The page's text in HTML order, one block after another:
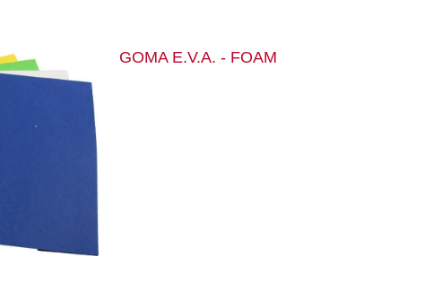
GOMA E.V.A. - FOAM